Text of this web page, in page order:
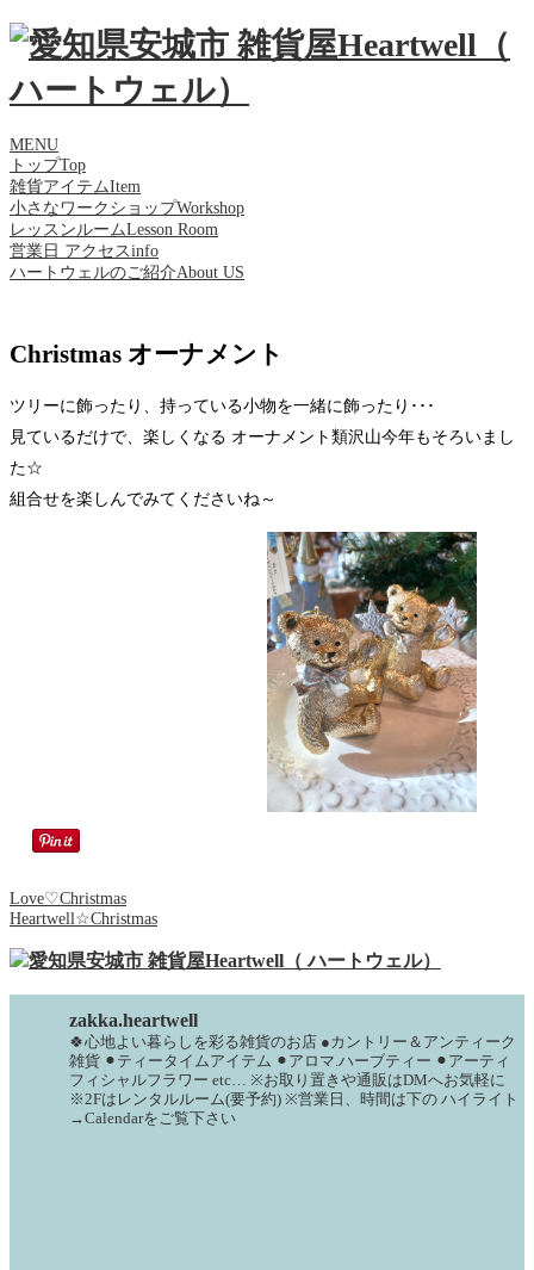
MENU
トップTop
雑貨アイテムItem
小さなワークショップWorkshop
レッスンルームLesson Room
営業日 アクセスinfo
ハートウェルのご紹介About US
Christmas オーナメント
ツリーに飾ったり、持っている小物を一緒に飾ったり･･･
見ているだけで、楽しくなる オーナメント類沢山今年もそろいまし
た☆
組合せを楽しんでみてくださいね～
Love♡Christmas
Heartwell☆Christmas
zakka.heartwell
🍀心地よい暮らしを彩る雑貨のお店 ●カントリー＆アンティーク
雑貨 ⚫︎ティータイムアイテム ⚫︎アロマ.ハーブティー ⚫︎アーティ
フィシャルフラワー etc… ※お取り置きや通販はDMへお気軽に
※2Fはレンタルルーム(要予約) ※営業日、時間は下の ハイライト
→Calendarをご覧下さい